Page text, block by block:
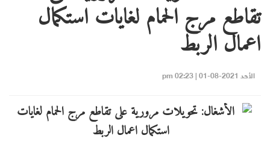
تقاطع مرج الحمام لغايات استكمال
اعمال الربط
الأحد 2021-08-01 | 02:23 pm